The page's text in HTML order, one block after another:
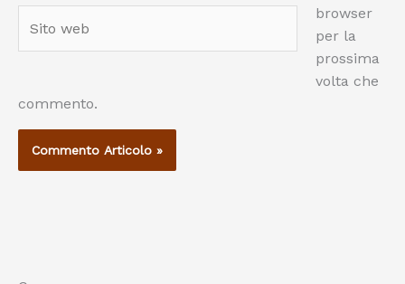
web
browser
per la
prossima
volta che
commento.